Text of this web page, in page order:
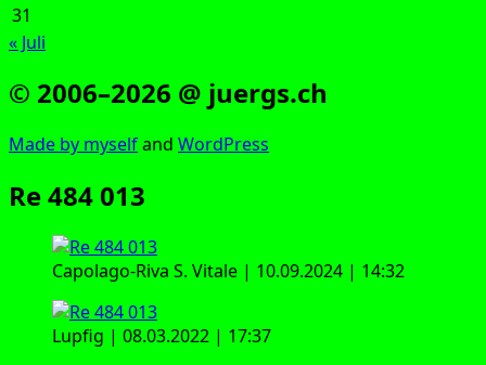
31
« Juli
© 2006–2026 @ juergs.ch
Made by mys­elfand Word­Press
Re 484 013
Capo­la­go-Riva S. Vita­le | 10.09.2024 | 14:32
Lup­f­ig | 08.03.2022 | 17:37